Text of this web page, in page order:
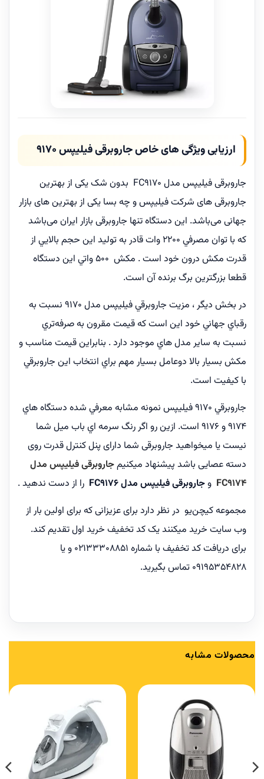
ارزیابی ویژگی های خاص جاروبرقی فیلیپس 9170
جاروبرقی فیلیپس مدل FC9170 بدون شک یکی از بهترین
جاروبرقی های شرکت فیلیپس و چه بسا یکی از بهترین های بازار
جهانی می‌باشد. این دستگاه تنها جاروبرقی بازار ایران می‌باشد
كه با توان مصرفي 2200 وات قادر به توليد اين حجم بالايي از
قدرت مكش درون خود است . مكش 500 واتي اين دستگاه
قطعا بزرگترين برگ برنده آن است.
در بخش ديگر ، مزيت جاروبرقي فيليپس مدل 9170 نسبت به
رقباي جهاني خود اين است كه قيمت مقرون به صرفه‌تري
نسبت به ساير مدل هاي موجود دارد . بنابراين قيمت مناسب و
مكش بسيار بالا دوعامل بسيار مهم براي انتخاب اين جاروبرقي
با كيفيت است.
جاروبرقي 9170 فيليپس نمونه مشابه معرفي شده دستگاه هاي
9174 و 9176 است. ازين رو اگر رنگ سرمه اي باب ميل شما
نيست يا ميخواهید جاروبرقی شما دارای پنل کنترل قدرت روی
دسته عصایی باشد پیشنهاد میکنیمجاروبرقی فیلیپس مدل
FC9174 وجاروبرقی فیلیپس مدل FC9176
را از دست ندهید .
مجموعه کیچن‌یو در نظر دارد برای عزیزانی که برای اولین بار از
وب سایت خرید میکنند یک کد تخفیف خرید اول تقدیم کند.
برای دریافت کد تخفیف با شماره 02133308851 و یا
09195354828 تماس بگیرید.
محصولات مشابه